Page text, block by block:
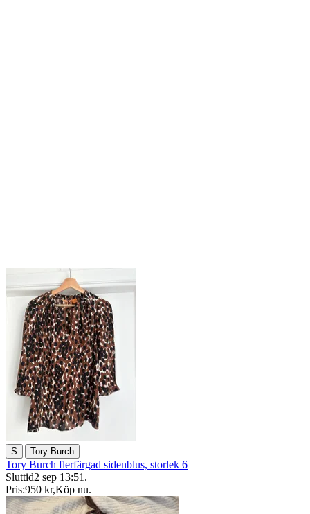
S | Tory Burch
Tory Burch flerfärgad sidenblus, storlek 6
Sluttid2 sep 13:51 .
Pris:950 kr,Köp nu.